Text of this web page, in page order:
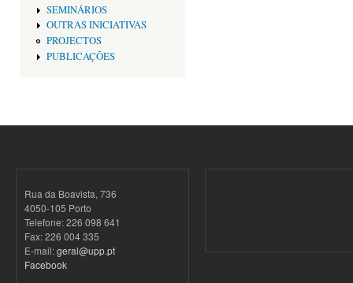
SEMINÁRIOS
OUTRAS INICIATIVAS
PROJECTOS
PUBLICAÇÕES
Rua da Boavista, 736
4050-105 Porto
Telefone: 226 098 641
Fax: 226 004 335
E-mail:geral@upp.pt
Facebook